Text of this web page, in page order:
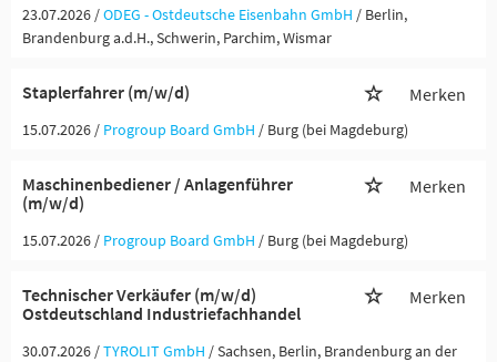
23.07.2026 /ODEG - Ostdeutsche Eisenbahn GmbH / Berlin,
Brandenburg a.d.H., Schwerin, Parchim, Wismar
Staplerfahrer (m/w/d) Merken
15.07.2026 / Progroup Board GmbH / Burg (bei Magdeburg)
Maschinenbediener / Anlagenführer
(m/w/d)
Merken
15.07.2026 / Progroup Board GmbH / Burg (bei Magdeburg)
Technischer Verkäufer (m/w/d)
Ostdeutschland Industriefachhandel
Merken
30.07.2026 /TYROLIT GmbH / Sachsen, Berlin, Brandenburg an der